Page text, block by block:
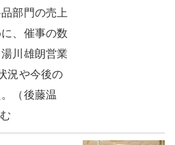
部門の売上
、催事の数
川雄朗営業
況や今後の
（後藤温